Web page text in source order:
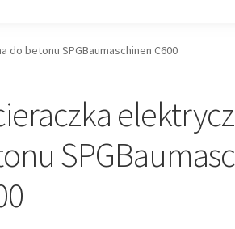
do betonu SPGBaumaschinen C600